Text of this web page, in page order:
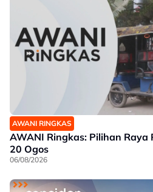
AWANI RINGKAS
AWANI Ringkas: Pilihan Raya
20 Ogos
06/08/2026